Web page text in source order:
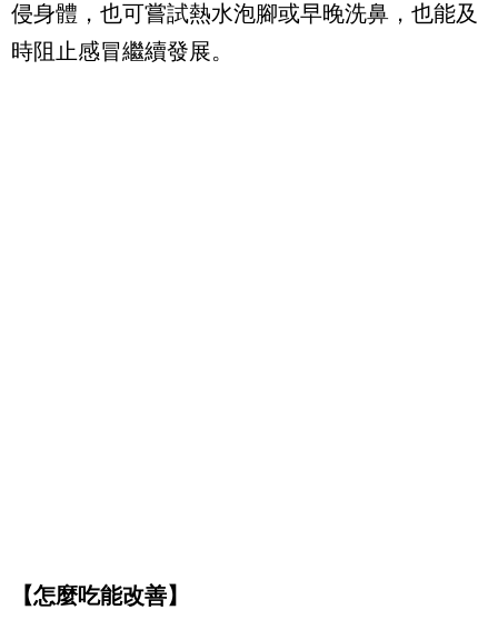
侵身體，也可嘗試熱水泡腳或早晚洗鼻，也能及
時阻止感冒繼續發展。
【怎麼吃能改善】